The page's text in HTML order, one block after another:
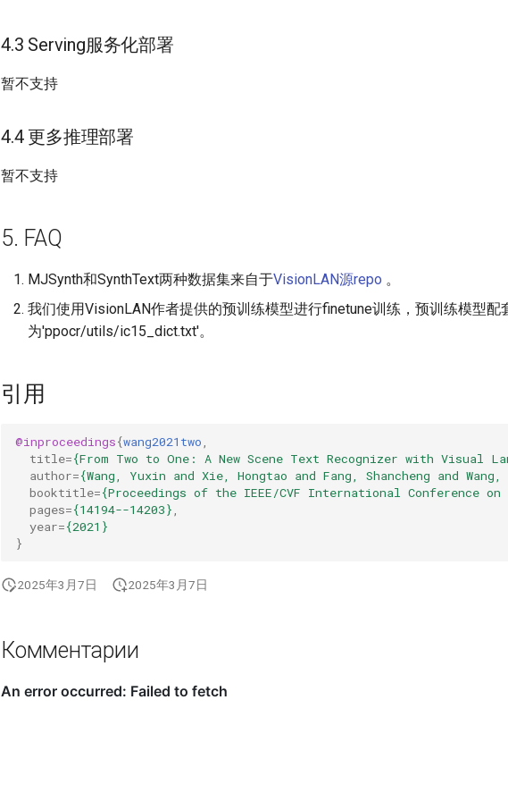
4.3 Serving服务化部署
暂不支持
4.4 更多推理部署
暂不支持
5. FAQ
MJSynth和SynthText两种数据集来自于VisionLAN源repo 。
我们使用VisionLAN作者提供的预训练模型进行finetune训练，预训练模型配
为'ppocr/utils/ic15_dict.txt'。
引用
@inproceedings{wang2021two
title={From Two to One: A New Scene Text Recognizer with Visual
author={Wang, Yuxin and Xie, Hongtao and Fang, Shancheng and
booktitle={Proceedings of the IEEE/CVF International Conference on
pages={14194--14203}
year={2021}
}
2025年3月7日 2025年3月7日
Комментарии